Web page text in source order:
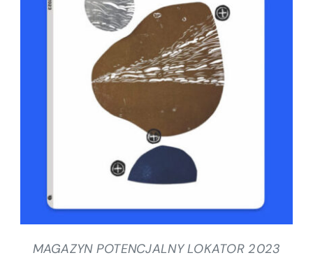
SZCZEGÓŁY
MAGAZYN POTENCJALNY LOKATOR 2023